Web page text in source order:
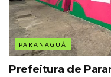
PARANAGUÁ
Prefeitura de